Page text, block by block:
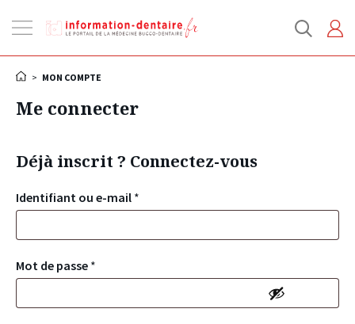
la
> MON COMPTE
Me connecter
Déjà inscrit ? Connectez-vous
Identifiant ou e-mail *
Mot de passe *